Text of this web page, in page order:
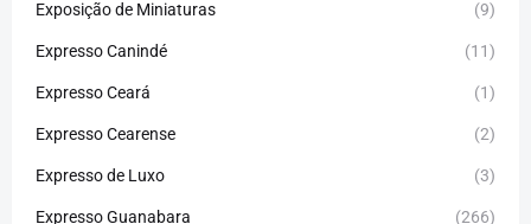
Exposição de Miniaturas (9)
Expresso Canindé (11)
Expresso Ceará (1)
Expresso Cearense (2)
Expresso de Luxo (3)
Expresso Guanabara (266)